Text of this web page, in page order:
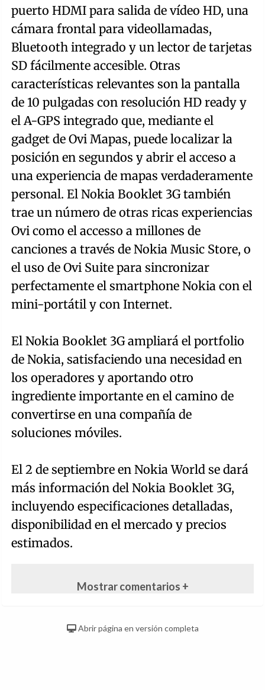
puerto HDMI para salida de vídeo HD, una
cámara frontal para videollamadas,
Bluetooth integrado y un lector de tarjetas
SD fácilmente accesible. Otras
características relevantes son la pantalla
de 10 pulgadas con resolución HD ready y
el A-GPS integrado que, mediante el
gadget de Ovi Mapas, puede localizar la
posición en segundos y abrir el acceso a
una experiencia de mapas verdaderamente
personal. El Nokia Booklet 3G también
trae un número de otras ricas experiencias
Ovi como el accesso a millones de
canciones a través de Nokia Music Store, o
el uso de Ovi Suite para sincronizar
perfectamente el smartphone Nokia con el
mini-portátil y con Internet.
El Nokia Booklet 3G ampliará el portfolio
de Nokia, satisfaciendo una necesidad en
los operadores y aportando otro
ingrediente importante en el camino de
convertirse en una compañía de
soluciones móviles.
El 2 de septiembre en Nokia World se dará
más información del Nokia Booklet 3G,
incluyendo especificaciones detalladas,
disponibilidad en el mercado y precios
estimados.
Mostrar comentarios +
Abrir página en versión completa